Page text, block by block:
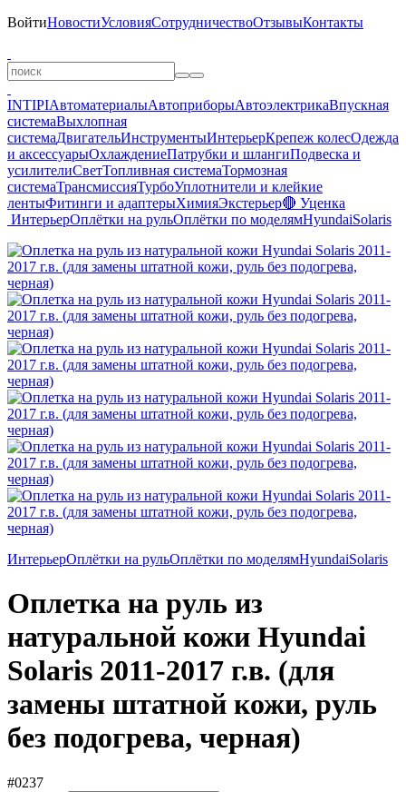
ВойтиНовостиУсловияСотрудничествоОтзывыКонтакты
INTIPIАвтоматериалыАвтоприборыАвтоэлектрикаВпускная
системаВыхлопная
системаДвигательИнструментыИнтерьерКрепеж колесОдежда
и аксессуарыОхлаждениеПатрубки и шлангиПодвеска и
усилителиСветТопливная системаТормозная
системаТрансмиссияТурбоУплотнители и клейкие
лентыФитинги и адаптерыХимияЭкстерьер🔴 Уценка
ИнтерьерОплётки на рульОплётки по моделямHyundaiSolaris
ИнтерьерОплётки на рульОплётки по моделямHyundaiSolaris
Оплетка на руль из
натуральной кожи Hyundai
Solaris 2011-2017 г.в. (для
замены штатной кожи, руль
без подогрева, черная)
#0237